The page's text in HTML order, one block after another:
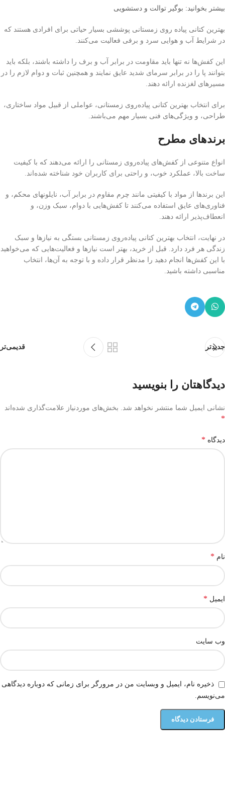
بیشتر بخوانید: بوگیر توالت و دستشویی
بهترین کتانی پیاده روی زمستانی پوششی بسیار حیاتی برای افرادی هستند که
در شرایط آب و هوایی سرد و برفی فعالیت می‌کنند.
این کفش‌ها نه تنها باید مقاومت در برابر آب و برف را داشته باشند، بلکه باید
بتوانند پا را در برابر سرمای شدید عایق نمایند و همچنین ثبات و دوام لازم را در
مسیرهای لغزنده ارائه دهند.
برای انتخاب بهترین کتانی پیاده‌روی زمستانی، عواملی از قبیل مواد ساختاری،
طراحی، و ویژگی‌های فنی بسیار مهم می‌باشند.
برندهای مطرح
انواع متنوعی از کفش‌های پیاده‌روی زمستانی را ارائه می‌دهند که با کیفیت
ساخت بالا، عملکرد خوب، و راحتی برای کاربران خود شناخته شده‌اند.
این برندها از مواد با کیفیتی مانند چرم مقاوم در برابر آب، نایلونهای محکم، و
فناوری‌های عایق استفاده می‌کنند تا کفش‌هایی با دوام، سبک وزن، و
انعطاف‌پذیر ارائه دهند.
در نهایت، انتخاب بهترین کتانی پیاده‌روی زمستانی بستگی به نیازها و سبک
زندگی هر فرد دارد. قبل از خرید، بهتر است نیازها و فعالیت‌هایی که می‌خواهید
با این کفش‌ها انجام دهید را مدنظر قرار داده و با توجه به آن‌ها، انتخاب
مناسبی داشته باشید.
جدیدتر قدیمی‌تر
دیدگاهتان را بنویسید
نشانی ایمیل شما منتشر نخواهد شد. بخش‌های موردنیاز علامت‌گذاری شده‌اند
*
دیدگاه *
نام *
ایمیل *
وب‌ سایت
ذخیره نام، ایمیل و وبسایت من در مرورگر برای زمانی که دوباره دیدگاهی
می‌نویسم.